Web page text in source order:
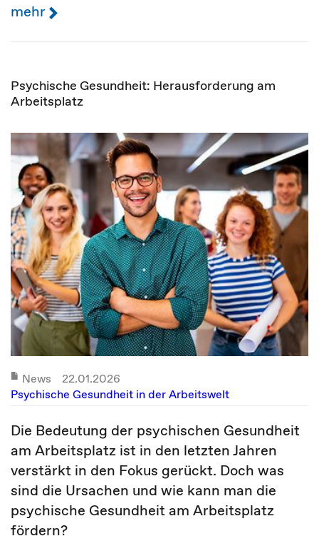
mehr
Psychische Gesundheit: Herausforderung am
Arbeitsplatz
News
22.01.2026
Psychische Gesundheit in der Arbeitswelt
Die Bedeutung der psychischen Gesundheit
am Arbeitsplatz ist in den letzten Jahren
verstärkt in den Fokus gerückt. Doch was
sind die Ursachen und wie kann man die
psychische Gesundheit am Arbeitsplatz
fördern?